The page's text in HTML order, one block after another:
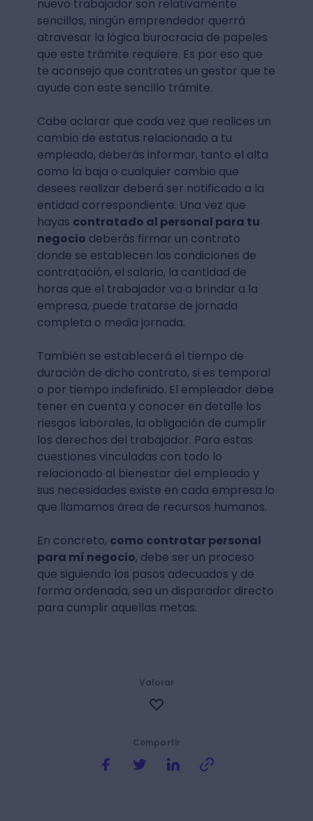
nuevo trabajador son relativamente
sencillos, ningún emprendedor querrá
atravesar la lógica burocracia de papeles
que este trámite requiere. Es por eso que
te aconsejo que contrates un gestor que te
ayude con este sencillo trámite.
Cabe aclarar que cada vez que realices un
cambio de estatus relacionado a tu
empleado, deberás informar, tanto el alta
como la baja o cualquier cambio que
desees realizar deberá ser notificado a la
entidad correspondiente. Una vez que
hayas contratado al personal para tu
negocio deberás firmar un contrato
donde se establecen las condiciones de
contratación, el salario, la cantidad de
horas que el trabajador va a brindar a la
empresa, puede tratarse de jornada
completa o media jornada.
También se establecerá el tiempo de
duración de dicho contrato, si es temporal
o por tiempo indefinido. El empleador debe
tener en cuenta y conocer en detalle los
riesgos laborales, la obligación de cumplir
los derechos del trabajador. Para estas
cuestiones vinculadas con todo lo
relacionado al bienestar del empleado y
sus necesidades existe en cada empresa lo
que llamamos área de recursos humanos.
En concreto, como contratar personal
para mí negocio, debe ser un proceso
que siguiendo los pasos adecuados y de
forma ordenada, sea un disparador directo
para cumplir aquellas metas.
Compartir
Valorar